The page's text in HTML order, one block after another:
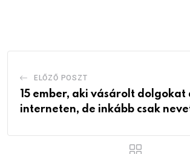
ELŐZŐ POSZT
15 ember, aki vásárolt dolgokat
interneten, de inkább csak